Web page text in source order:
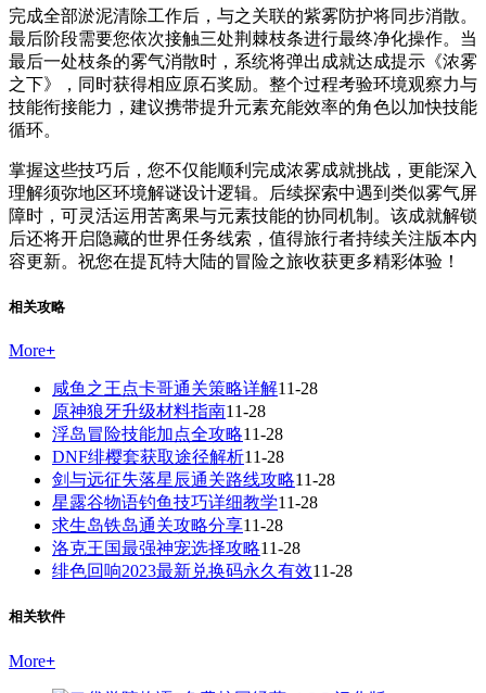
完成全部淤泥清除工作后，与之关联的紫雾防护将同步消散。
最后阶段需要您依次接触三处荆棘枝条进行最终净化操作。当
最后一处枝条的雾气消散时，系统将弹出成就达成提示《浓雾
之下》，同时获得相应原石奖励。整个过程考验环境观察力与
技能衔接能力，建议携带提升元素充能效率的角色以加快技能
循环。
掌握这些技巧后，您不仅能顺利完成浓雾成就挑战，更能深入
理解须弥地区环境解谜设计逻辑。后续探索中遇到类似雾气屏
障时，可灵活运用苦离果与元素技能的协同机制。该成就解锁
后还将开启隐藏的世界任务线索，值得旅行者持续关注版本内
容更新。祝您在提瓦特大陆的冒险之旅收获更多精彩体验！
相关攻略
More+
咸鱼之王点卡哥通关策略详解11-28
原神狼牙升级材料指南11-28
浮岛冒险技能加点全攻略11-28
DNF绯樱套获取途径解析11-28
剑与远征失落星辰通关路线攻略11-28
星露谷物语钓鱼技巧详细教学11-28
求生岛铁岛通关攻略分享11-28
洛克王国最强神宠选择攻略11-28
绯色回响2023最新兑换码永久有效11-28
相关软件
More+